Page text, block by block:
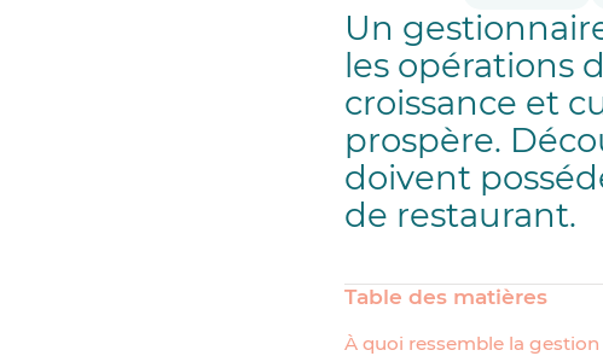
Un
les opérations
croissance et
prospère.
doivent
de restaurant.
Table des matières
À quoi ressemble la